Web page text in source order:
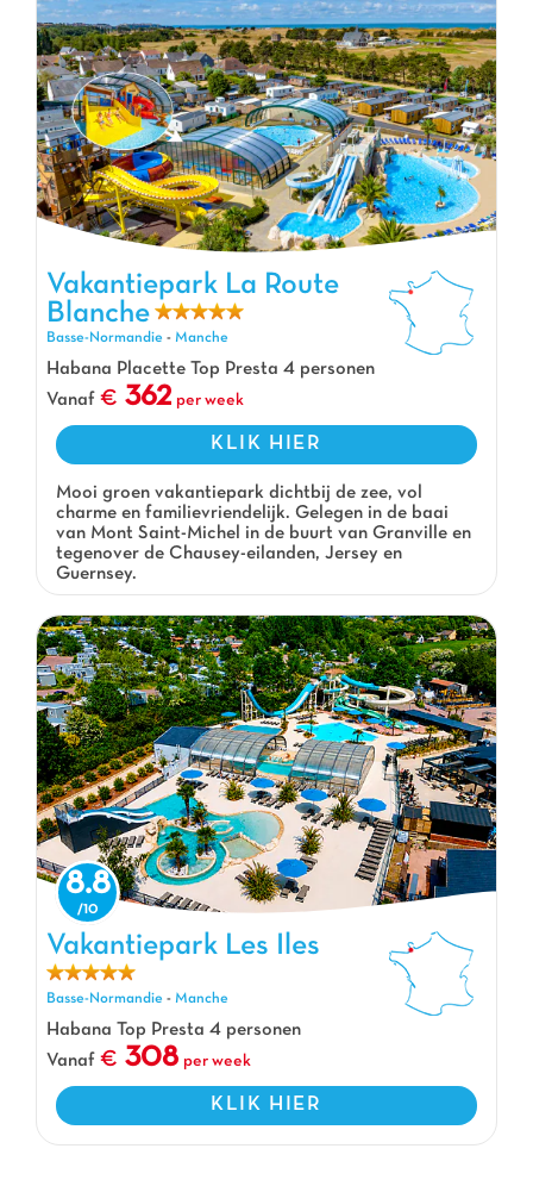
Vakantiepark La Route Blanche, Vakantiepark Basse-Normandie
Vakantiepark La Route
Blanche
Basse-Normandie - Manche
Habana Placette Top Presta 4 personen
Vanaf
362 per week
KLIK HIER
Mooi groen vakantiepark dichtbij de zee, vol
charme en familievriendelijk. Gelegen in de baai
van Mont Saint-Michel in de buurt van Granville en
tegenover de Chausey-eilanden, Jersey en
Guernsey.
Vakantiepark Les Iles, Vakantiepark Basse-Normandie
8.8
Vakantiepark Les Iles
Basse-Normandie - Manche
Habana Top Presta 4 personen
Vanaf
308 per week
KLIK HIER